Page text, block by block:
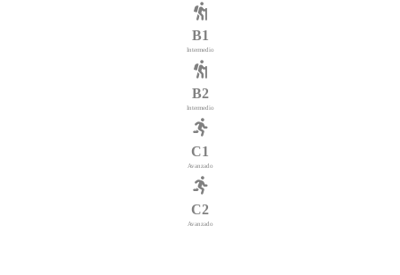
B1
Intermedio
B2
Intermedio
C1
Avanzado
C2
Avanzado